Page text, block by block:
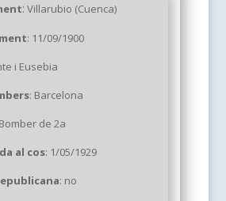
: Villarubio (Cuenca)
: 11/09/1900
i Eusebia
: Barcelona
de 2a
al cos: 1/05/1929
: no